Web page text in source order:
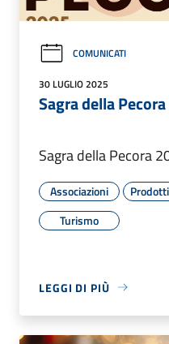
COMUNICATI
30 LUGLIO 2025
Sagra della
Sagra della Pecora
Associazioni
Turismo
LEGGI DI PIÙ